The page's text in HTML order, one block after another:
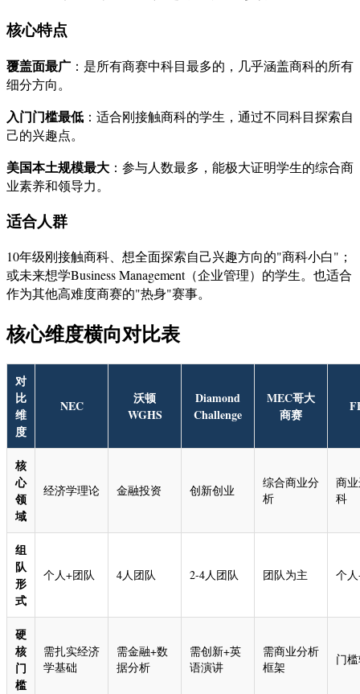
核心特点
覆盖面最广 ：是所有商赛中科目最多的，几乎涵盖商科的所有
细分方向。
入门门槛最低 ：适合刚接触商科的学生，通过不同科目探索自
己的兴趣点。
美国本土规模最大 ：参与人数最多，能极大证明学生的综合商
业素养和领导力。
适合人群
10年级刚接触商科、想全面探索自己兴趣方向的"商科小白"；
或未来想学Business Management（企业管理）的学生。也适合
作为其他高难度商赛的"热身"赛事。
核心维度横向对比表
对
比
维
度
NEC
沃顿
WGHS
Diamond
Challenge
MEC哥大
商赛
核
心
领
域
经济学理论 金融投资 创新创业
综合商业分
析
商
科
组
队
形
式
个人+团队 4人团队 2-4人团队 团队为主 个
硬
核
门
槛
需扎实经济
学基础
需金融+数
据分析
需创新+英
语演讲
需商业分析
框架
门